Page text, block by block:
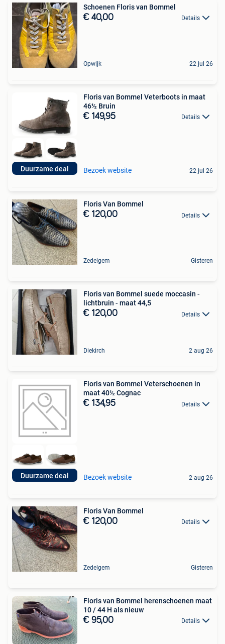
Schoenen Floris van Bommel
€ 40,00 Details
Opwijk 22 jul 26
Duurzame deal
Floris van Bommel Veterboots in maat
46½ Bruin
€ 149,95 Details
Bezoek website 22 jul 26
Floris Van Bommel
€ 120,00 Details
Zedelgem Gisteren
Floris van Bommel suede moccasin -
lichtbruin - maat 44,5
€ 120,00 Details
Diekirch 2 aug 26
Duurzame deal
Floris van Bommel Veterschoenen in
maat 40½ Cognac
€ 134,95 Details
Bezoek website 2 aug 26
Floris Van Bommel
€ 120,00 Details
Zedelgem Gisteren
Floris van Bommel herenschoenen maat
10 / 44 H als nieuw
€ 95,00 Details